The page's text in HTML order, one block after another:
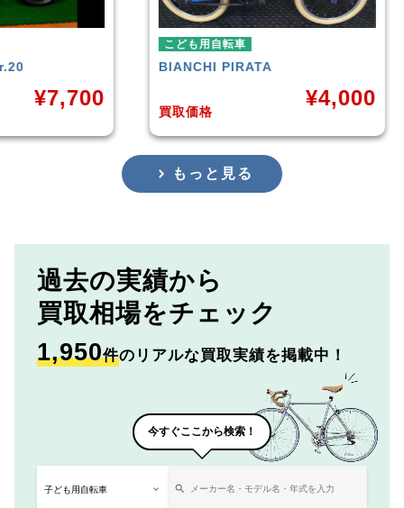
こども用自転車
PIRATA
4,000
もっと見る
過去の実績から
買取相場をチェック
1,950件のリアルな買取実績を掲載中！
今すぐここから検索！